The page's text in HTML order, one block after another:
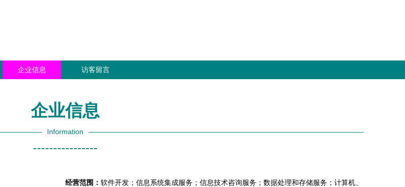
企业信息 访客留言
企业信息
Information
----------------
经营范围： 软件开发；信息系统集成服务；信息技术咨询服务；数据处理和存储服务；计算机、